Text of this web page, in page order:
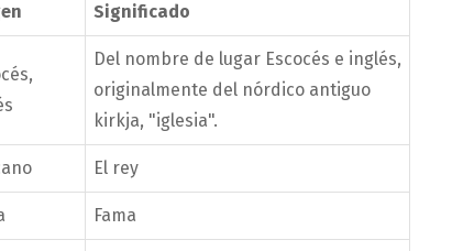
Significado
Del nombre de lugar Escocés e inglés,
originalmente del nórdico antiguo
kirkja, "iglesia".
El rey
Fama